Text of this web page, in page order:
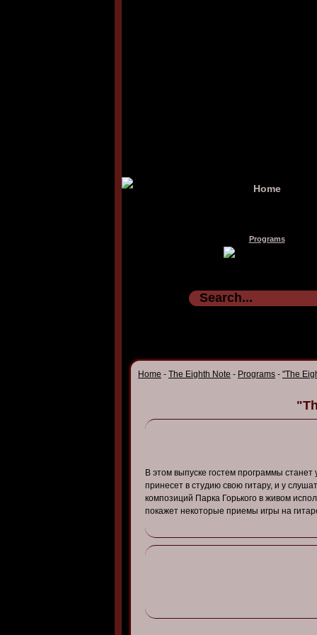
Home
Programs
Home - The Eighth Note - Programs - "The
В этом выпуске гостем программы станет
принесет в студию свою гитару, и у
композиций Парка Горького в живом
покажет некоторые приемы игры на